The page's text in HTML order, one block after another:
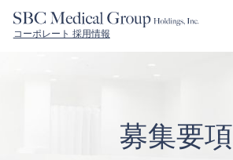
コーポレート 採用情報
募集要項